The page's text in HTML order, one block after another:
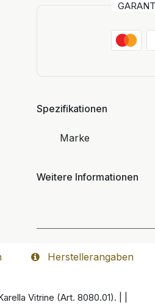
Spezifikationen
Marke
Weitere Informationen
Herstellerangaben
Vitrine (Art. 8080.01). | |